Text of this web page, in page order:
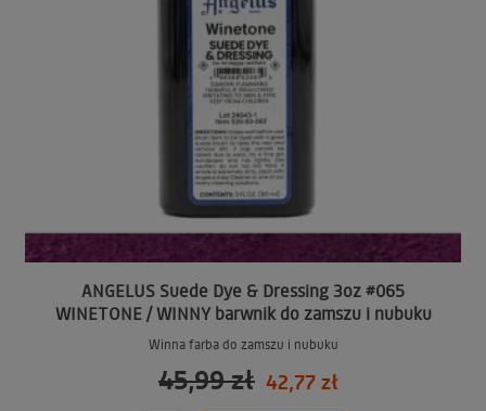
ANGELUS Suede Dye & Dressing 3oz #065
WINETONE / WINNY barwnik do zamszu i nubuku
Winna farba do zamszu i nubuku
45,99 zł 42,77 zł